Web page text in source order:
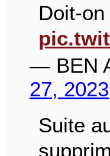
Doit-
— BEN
27, 2023
Suite